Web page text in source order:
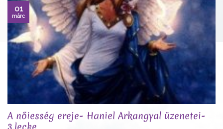
A nőiesség ereje- Haniel Arkangyal üzenetei-
01
márc